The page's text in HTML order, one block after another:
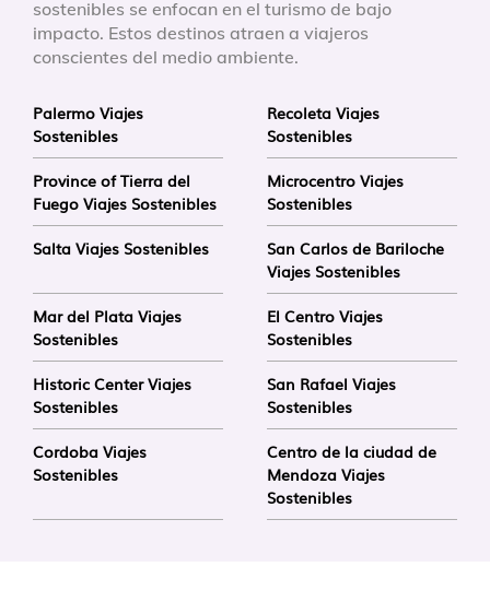
sostenibles se enfocan en el turismo de bajo
impacto. Estos destinos atraen a viajeros
conscientes del medio ambiente.
Palermo Viajes
Sostenibles
Recoleta Viajes
Sostenibles
Province of Tierra del
Fuego Viajes Sostenibles
Microcentro Viajes
Sostenibles
Salta Viajes Sostenibles
San Carlos de Bariloche
Viajes Sostenibles
Mar del Plata Viajes
Sostenibles
El Centro Viajes
Sostenibles
Historic Center Viajes
Sostenibles
San Rafael Viajes
Sostenibles
Cordoba Viajes
Sostenibles
Centro de la ciudad de
Mendoza Viajes
Sostenibles